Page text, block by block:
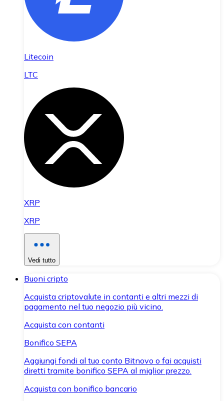
Litecoin
LTC
XRP
XRP
Vedi tutto
Buoni cripto
Acquista criptovalute in contanti e altri mezzi di
pagamento nel tuo negozio più vicino.
Acquista con contanti
Bonifico SEPA
Aggiungi fondi al tuo conto Bitnovo o fai acquisti
diretti tramite bonifico SEPA al miglior prezzo.
Acquista con bonifico bancario